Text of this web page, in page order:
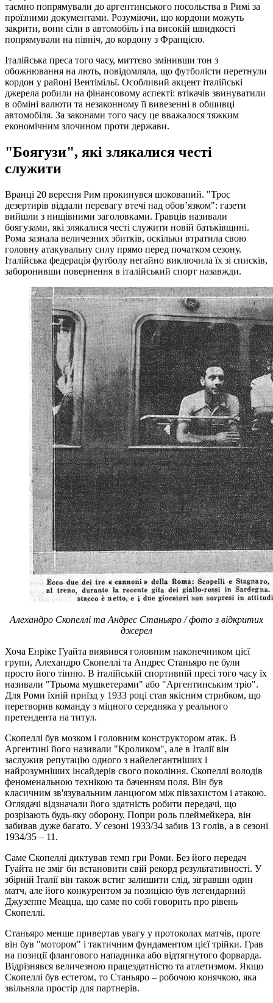
таємно попрямували до аргентинського посольства в Римі за
проїзними документами. Розуміючи, що кордони можуть
закрити, вони сіли в автомобіль і на високій швидкості
попрямували на північ, до кордону з Францією.
Італійська преса того часу, миттєво змінивши тон з
обожнювання на лють, повідомляла, що футболісти перетнули
кордон у районі Вентімільї. Особливий акцент італійські
джерела робили на фінансовому аспекті: втікачів звинуватили
в обміні валюти та незаконному її вивезенні в обшивці
автомобіля. За законами того часу це вважалося тяжким
економічним злочином проти держави.
"Боягузи", які злякалися честі
служити
Вранці 20 вересня Рим прокинувся шокований. "Троє
дезертирів віддали перевагу втечі над обов’язком": газети
вийшли з нищівними заголовками. Гравців називали
боягузами, які злякалися честі служити новій батьківщині.
Рома зазнала величезних збитків, оскільки втратила свою
головну атакувальну силу прямо перед початком сезону.
Італійська федерація футболу негайно виключила їх зі списків,
заборонивши повернення в італійський спорт назавжди.
Алехандро Скопеллі та Андрес Станьяро / фото з відкритих
джерел
Хоча Енріке Гуайта виявився головним наконечником цієї
групи, Алехандро Скопеллі та Андрес Станьяро не були
просто його тінню. В італійській спортивній пресі того часу їх
називали "Трьома мушкетерами" або "Аргентинським тріо".
Для Роми їхній приїзд у 1933 році став якісним стрибком, що
перетворив команду з міцного середняка у реального
претендента на титул.
Скопеллі був мозком і головним конструктором атак. В
Аргентині його називали "Кроликом", але в Італії він
заслужив репутацію одного з найелегантніших і
найрозумніших інсайдерів свого покоління. Скопеллі володів
феноменальною технікою та баченням поля. Він був
класичним зв'язувальним ланцюгом між півзахистом і атакою.
Оглядачі відзначали його здатність робити передачі, що
розрізають будь-яку оборону. Попри роль плеймейкера, він
забивав дуже багато. У сезоні 1933/34 забив 13 голів, а в сезоні
1934/35 – 11.
Саме Скопеллі диктував темп гри Роми. Без його передач
Гуайта не зміг би встановити свій рекорд результативності. У
збірній Італії він також встиг залишити слід, зігравши один
матч, але його конкурентом за позицією був легендарний
Джузеппе Меацца, що саме по собі говорить про рівень
Скопеллі.
Станьяро менше привертав увагу у протоколах матчів, проте
він був "мотором" і тактичним фундаментом цієї трійки. Грав
на позиції флангового нападника або відтягнутого форварда.
Відрізнявся величезною працездатністю та атлетизмом. Якщо
Скопеллі був естетом, то Станьяро – робочою конячкою, яка
звільняла простір для партнерів.